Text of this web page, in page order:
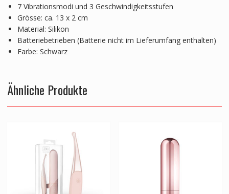
7 Vibrationsmodi und 3 Geschwindigkeitsstufen
Grösse: ca. 13 x 2 cm
Material: Silikon
Batteriebetrieben (Batterie nicht im Lieferumfang enthalten)
Farbe: Schwarz
Ähnliche Produkte